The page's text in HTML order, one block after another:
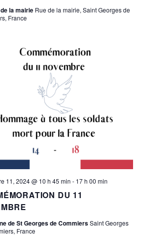
la mairie Rue de la mairie, Saint Georges de
France
DU 11
11, 2024 @ 10 h 45 min - 17 h 00 min
de St Georges de CommiersSaint Georges
France